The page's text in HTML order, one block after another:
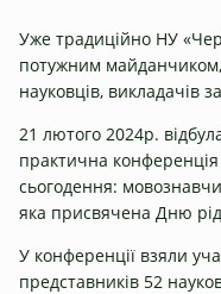
Уже традиційно НУ
потужним майданчиком,
науковців, викладачів
21 лютого 2024р.
практична
сьогодення:
яка присвячена Дню
У конференції взяли
представників 52